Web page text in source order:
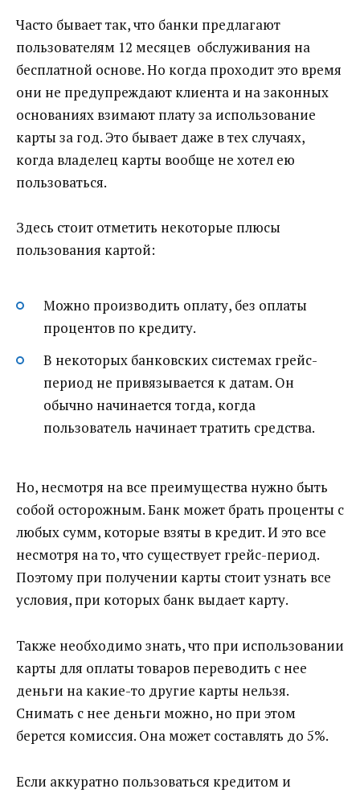
Часто бывает так, что банки предлагают
пользователям 12 месяцев обслуживания на
бесплатной основе. Но когда проходит это время
они не предупреждают клиента и на законных
основаниях взимают плату за использование
карты за год. Это бывает даже в тех случаях,
когда владелец карты вообще не хотел ею
пользоваться.
Здесь стоит отметить некоторые плюсы
пользования картой:
Можно производить оплату, без оплаты
процентов по кредиту.
В некоторых банковских системах грейс-
период не привязывается к датам. Он
обычно начинается тогда, когда
пользователь начинает тратить средства.
Но, несмотря на все преимущества нужно быть
собой осторожным. Банк может брать проценты с
любых сумм, которые взяты в кредит. И это все
несмотря на то, что существует грейс-период.
Поэтому при получении карты стоит узнать все
условия, при которых банк выдает карту.
Также необходимо знать, что при использовании
карты для оплаты товаров переводить с нее
деньги на какие-то другие карты нельзя.
Снимать с нее деньги можно, но при этом
берется комиссия. Она может составлять до 5%.
Если аккуратно пользоваться кредитом и